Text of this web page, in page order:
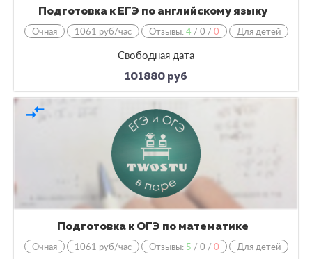
Подготовка к ЕГЭ по английскому языку
Очная
1061 руб/час Отзывы:4 /0 /0 Для детей
Свободная дата
101880 руб
compare_arrows
Подготовка к ОГЭ по математике
Очная
1061 руб/час Отзывы: 5 /0 /0 Для детей